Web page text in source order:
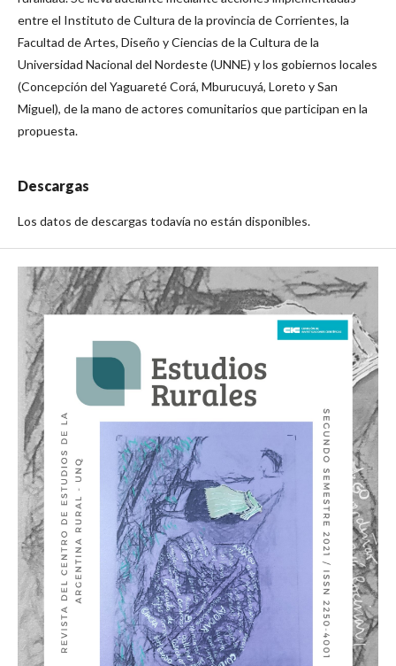
entre el Instituto de Cultura de la provincia de Corrientes, la
Facultad de Artes, Diseño y Ciencias de la Cultura de la
Universidad Nacional del Nordeste (UNNE) y los gobiernos locales
(Concepción del Yaguareté Corá, Mburucuyá, Loreto y San
Miguel), de la mano de actores comunitarios que participan en la
propuesta.
Descargas
Los datos de descargas todavía no están disponibles.